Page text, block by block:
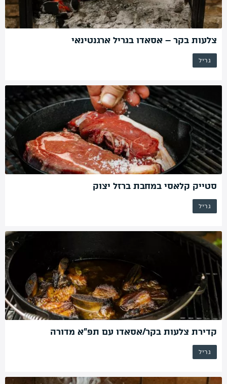
צלעות בקר – אסאדו בגריל ארגנטינאי
גריל
סטייק קלאסי במחבת ברזל יצוק
גריל
קדירת צלעות בקר/אסאדו עם תפ”א מדורה
גריל